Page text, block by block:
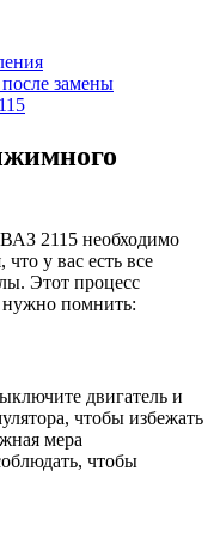
замены
2115 необходимо
у вас есть все
Этот процесс
нужно помнить:
двигатель и
чтобы избежать
мера
чтобы